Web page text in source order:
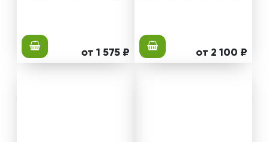
от 1 575 ₽ от 2 100 ₽